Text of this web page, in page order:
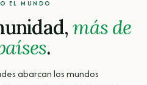
EL MUNDO
más de
.
abarcan los mundos